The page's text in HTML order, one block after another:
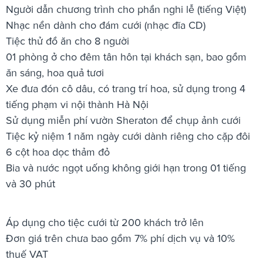
Người dẫn chương trình cho phần nghi lễ (tiếng Việt)
Nhạc nền dành cho đám cưới (nhạc đĩa CD)
Tiệc thử đồ ăn cho 8 người
01 phòng ở cho đêm tân hôn tại khách sạn, bao gồm
ăn sáng, hoa quả tươi
Xe đưa đón cô dâu, có trang trí hoa, sử dụng trong 4
tiếng phạm vi nội thành Hà Nội
Sử dụng miễn phí vườn Sheraton để chụp ảnh cưới
Tiệc kỷ niệm 1 năm ngày cưới dành riêng cho cặp đôi
6 cột hoa dọc thảm đỏ
Bia và nước ngọt uống không giới hạn trong 01 tiếng
và 30 phút
Áp dụng cho tiệc cưới từ 200 khách trở lên
Đơn giá trên chưa bao gồm 7% phí dịch vụ và 10%
thuế VAT